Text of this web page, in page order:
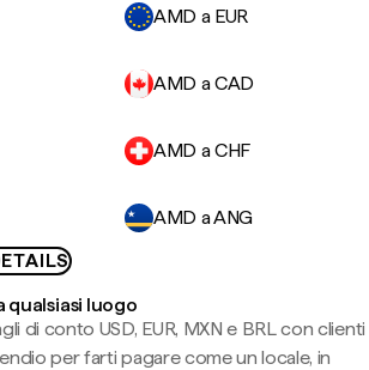
AMD a EUR
AMD a CAD
AMD a CHF
AMD a ANG
qualsiasi luogo
di conto USD, EUR, MXN e BRL con clienti
per farti pagare come un locale, in